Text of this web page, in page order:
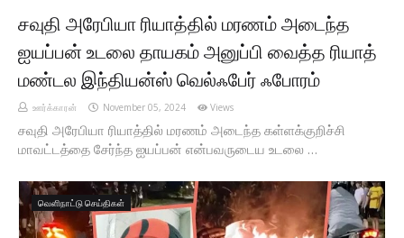
சவுதி அரேபியா ரியாத்தில் மரணம் அடைந்த
ஐயப்பன் உடலை தாயகம் அனுப்பி வைத்த ரியாத்
மண்டல இந்தியன்ஸ் வெல்ஃபேர் ஃபோரம்
ஊர்க்காரன் November 05, 2024 Views
சவுதி அரேபியா ரியாத்தில் மரணம் அடைந்த கள்ளக்குறிச்சி
மாவட்டத்தை சேர்ந்த ஐயப்பன் என்பவருடைய உடலை …
வெளிநாட்டு செய்திகள்